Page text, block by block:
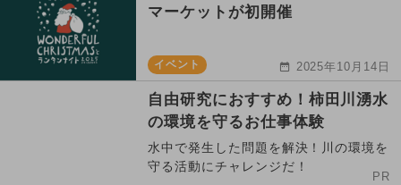
マーケットが初開催
イベント 2025年10月14日
自由研究におすすめ！柿田川湧水
の環境を守るお仕事体験
水中で発生した問題を解決！川の環境を
守る活動にチャレンジだ！
PR